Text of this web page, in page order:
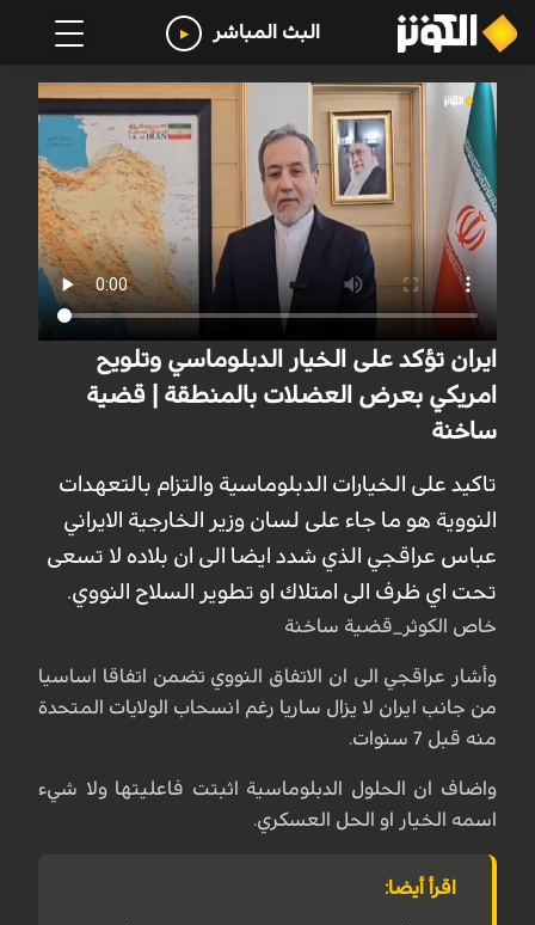
البث المباشر
ايران تؤكد على الخيار الدبلوماسي وتلويح
امريكي بعرض العضلات بالمنطقة | قضية
ساخنة
تاكيد على الخيارات الدبلوماسية والتزام بالتعهدات
النووية هو ما جاء على لسان وزير الخارجية الايراني
عباس عراقجي الذي شدد ايضا الى ان بلاده لا تسعى
تحت اي ظرف الى امتلاك او تطوير السلاح النووي.
خاص الكوثر_قضية ساخنة
وأشار عراقجي الى ان الاتفاق النووي تضمن اتفاقا اساسيا
من جانب ايران لا يزال ساريا رغم انسحاب الولايات المتحدة
منه قبل 7 سنوات.
واضاف ان الحلول الدبلوماسية اثبتت فاعليتها ولا شيء
اسمه الخيار او الحل العسكري.
اقرأ أيضا: